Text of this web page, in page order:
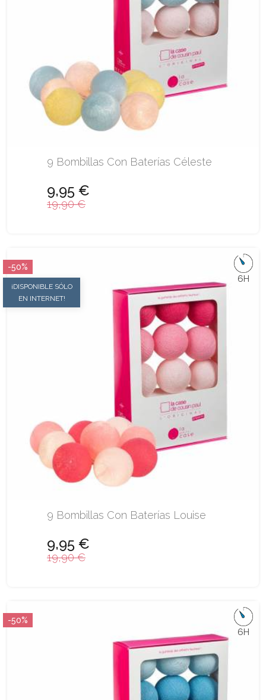
9 Bombillas Con Baterías Céleste
9,95 €
19,90 €
¡DISPONIBLE SÓLO
EN INTERNET!
-50%
6H
9 Bombillas Con Baterías Louise
9,95 €
19,90 €
-50%
6H